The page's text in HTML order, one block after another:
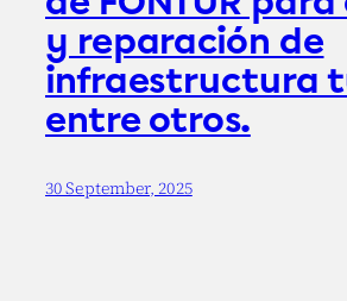
y reparación de
infraestructura
entre otros.
30 September, 2025